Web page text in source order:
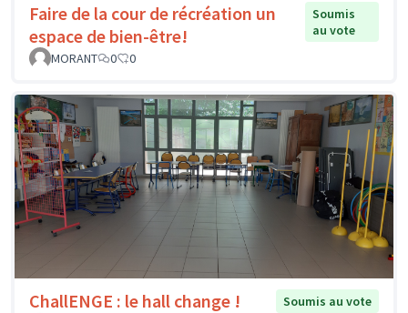
Faire de la cour de récréation un
espace de bien-être!
Soumis
au vote
MORANT
0 0
ChallENGE : le hall change !
Soumis au vote